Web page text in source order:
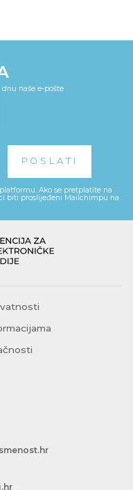
naše e-pošte
Ako se pretplatite na
biti proslijeđeni Mailchimpu na